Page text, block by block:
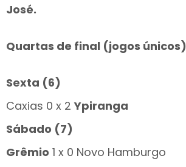
José.
Quartas de final (jogos únicos)
Sexta (6)
Caxias 0 x 2 Ypiranga
Sábado (7)
Grêmio 1 x 0 Novo Hamburgo